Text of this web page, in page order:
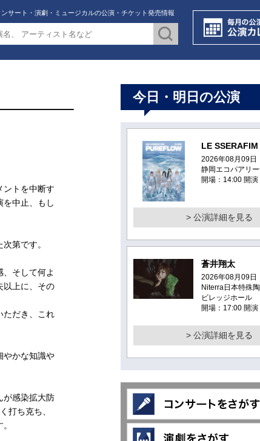
サート・演劇・ミュージカルの公演・チケット発売情報
ントを中断す
を中止、もし
次第です。
そして何よ
以上に、その
ただき、これ
やかな知識や
が感染拡大防
打ち克ち、
今日・明日の公演
LE SSERAFIM
2026年08月09日
静岡エコパアリー
開場：14:00 開演
> 公演詳細を見る
蒼井翔太
2026年08月09日
Niterra日本特殊
ビレッジホール
開場：17:00 開演
> 公演詳細を見る